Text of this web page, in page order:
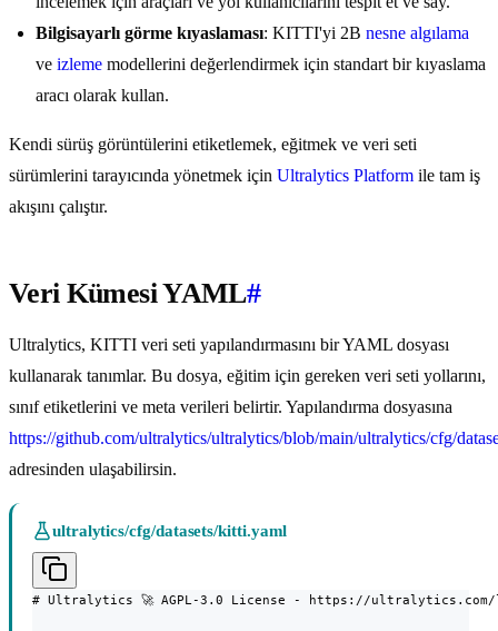
Bilgisayarlı görme kıyaslaması: KITTI'yi 2B nesne algılama
ve izleme modellerini değerlendirmek için standart bir kıyaslama
aracı olarak kullan.
Kendi sürüş görüntülerini etiketlemek, eğitmek ve veri seti
sürümlerini tarayıcında yönetmek için Ultralytics Platform ile tam iş
akışını çalıştır.
Veri Kümesi YAML#
Ultralytics, KITTI veri seti yapılandırmasını bir YAML dosyası
kullanarak tanımlar. Bu dosya, eğitim için gereken veri seti yollarını,
sınıf etiketlerini ve meta verileri belirtir. Yapılandırma dosyasına
https://github.com/ultralytics/ultralytics/blob/main/ultralytics/cfg/
adresinden ulaşabilirsin.
ultralytics/cfg/datasets/kitti.yaml
# Ultralytics 🚀 AGPL-3.0 License - https://ultralytics.com/